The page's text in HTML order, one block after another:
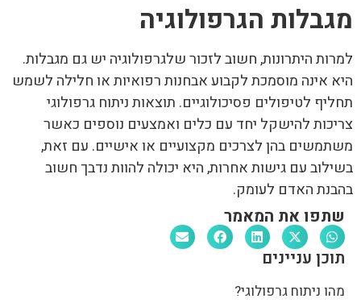
מגבלות הגרפולוגיה
למרות היתרונות, חשוב לזכור שלגרפולוגיה יש גם מגבלות.
היא אינה מוסמכת לקבוע אבחנות רפואיות או חלילה לשמש
תחליף לטיפולים פסיכולוגיים. תוצאות ניתוח גרפולוגי
צריכות להישקל יחד עם כלים ואמצעים נוספים כאשר
משתמשים בהן לצרכים מקצועיים או אישיים. עם זאת,
בשילוב עם גישות אחרות, היא יכולה להוות נדבך חשוב
בהבנת האדם לעומק.
שתפו את המאמר
תוכן עניינים
מהו ניתוח גרפולוגי?